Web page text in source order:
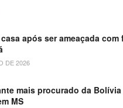
após ser ameaçada
DE 2026
mais procurado da
MS